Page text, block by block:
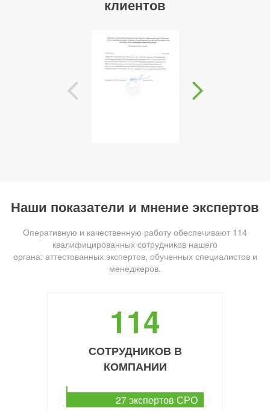
клиентов
Наши показатели и мнение экспертов
Оперативную и качественную работу обеспечивают 114
квалифицированных сотрудников нашего
органа: аттестованных экспертов, обученных специалистов и
менеджеров.
114
СОТРУДНИКОВ В
КОМПАНИИ
27 экспертов СРО